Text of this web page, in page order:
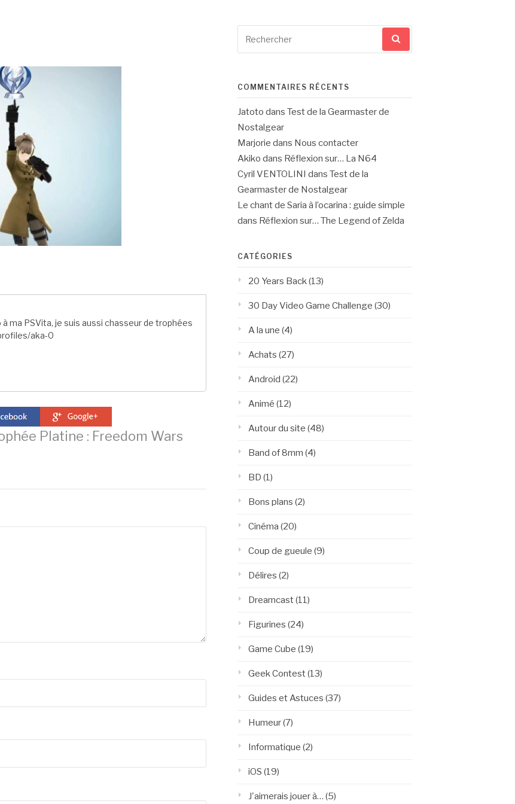
ma PSVita, je suis aussi chasseur de trophées
aka-0
Platine : Freedom Wars
pour
COMMENTAIRES RÉCENTS
Jatoto dans Test de la Gearmaster de
Nostalgear
Marjorie dans Nous contacter
Akiko dans Réflexion sur… La N64
Cyril VENTOLINI dans Test de la
Gearmaster de Nostalgear
Le chant de Saria à l’ocarina : guide simple
dans Réflexion sur… The Legend of Zelda
CATÉGORIES
20 Years Back (13)
30 Day Video Game Challenge (30)
A la une (4)
Achats (27)
Android (22)
Animé (12)
Autour du site (48)
Band of 8mm (4)
BD (1)
Bons plans (2)
Cinéma (20)
Coup de gueule (9)
Délires (2)
Dreamcast(11)
Figurines (24)
Game Cube (19)
Geek Contest(13)
Guides et Astuces (37)
Humeur(7)
Informatique (2)
iOS (19)
J'aimerais jouer à… (5)